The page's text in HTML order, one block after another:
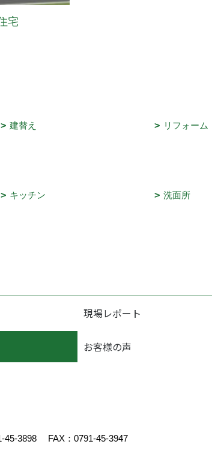
宅
建替え
リフォーム
キッチン
洗面所
現場レポート
お客様の声
45-3898
FAX：0791-45-3947